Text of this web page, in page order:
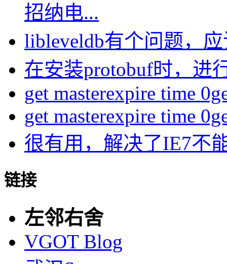
招纳电...
libleveldb有个问题，
在安装protobuf时，进
get masterexpire time
get masterexpire time
很有用，解决了IE7不
链接
左邻右舍
VGOT Blog